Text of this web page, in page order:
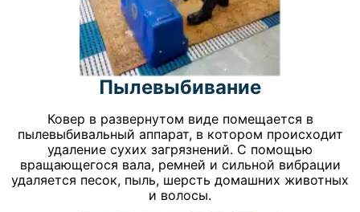
Пылевыбивание
Ковер в развернутом виде помещается в
пылевыбивальный аппарат, в котором происходит
удаление сухих загрязнений. С помощью
вращающегося вала, ремней и сильной вибрации
удаляется песок, пыль, шерсть домашних животных
и волосы.